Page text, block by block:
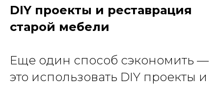
DIY проекты и реставрация
старой мебели
Еще один способ сэкономить —
это использовать DIY проекты и